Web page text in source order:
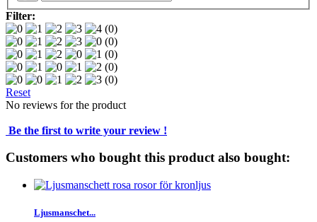
Filter:
(0)
(0)
(0)
(0)
(0)
Reset
No reviews for the product
Be the first to write your review !
Customers who bought this product also bought:
Ljusmanschet...